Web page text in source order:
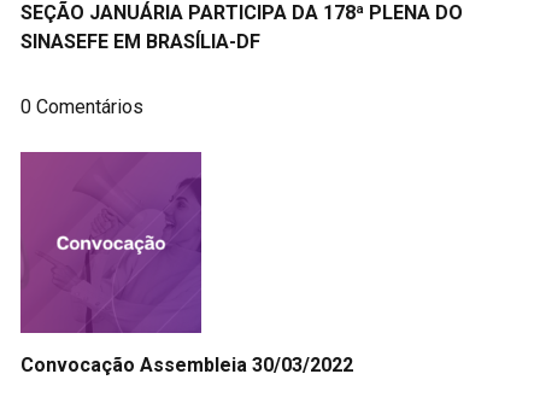
SEÇÃO JANUÁRIA PARTICIPA DA 178ª PLENA DO
SINASEFE EM BRASÍLIA-DF
0 Comentários
Convocação Assembleia 30/03/2022